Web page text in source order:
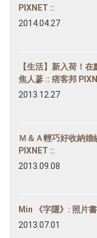
PIXNET ::
2014.04.27
【生活】新入荷！
焦人蔘 :: 痞客邦
2013.12.27
Ｍ＆Ａ輕巧好收納婚
PIXNET ::
2013.09.08
Min 《字隱》: 照片
2013.07.01